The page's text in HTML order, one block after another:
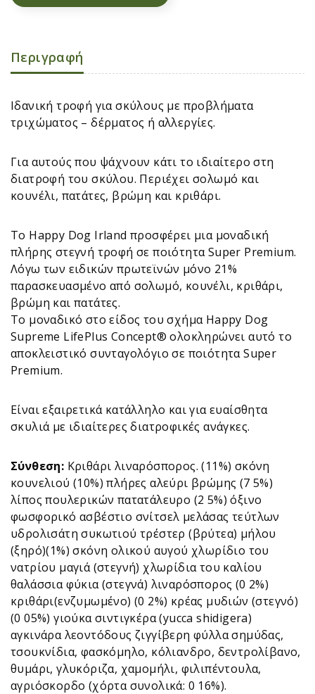
Περιγραφή
Ιδανική τροφή για σκύλους με προβλήματα
τριχώματος – δέρματος ή αλλεργίες.
Για αυτούς που ψάχνουν κάτι το ιδιαίτερο στη
διατροφή του σκύλου. Περιέχει σολωμό και
κουνέλι, πατάτες, βρώμη και κριθάρι.
Το Happy Dog Irland προσφέρει μια μοναδική
πλήρης στεγνή τροφή σε ποιότητα Super Premium.
Λόγω των ειδικών πρωτεϊνών μόνο 21%
παρασκευασμένο από σολωμό, κουνέλι, κριθάρι,
βρώμη και πατάτες.
Το μοναδικό στο είδος του σχήμα Happy Dog
Supreme LifePlus Concept® ολοκληρώνει αυτό το
αποκλειστικό συνταγολόγιο σε ποιότητα Super
Premium.
Είναι εξαιρετικά κατάλληλο και για ευαίσθητα
σκυλιά με ιδιαίτερες διατροφικές ανάγκες.
Σύνθεση: Κριθάρι λιναρόσπορος. (11%) σκόνη
κουνελιού (10%) πλήρες αλεύρι βρώμης (7 5%)
λίπος πουλερικών πατατάλευρο (2 5%) όξινο
φωσφορικό ασβέστιο σνίτσελ μελάσας τεύτλων
υδρολισάτη συκωτιού τρέστερ (βρύτεα) μήλου
(ξηρό)(1%) σκόνη ολικού αυγού χλωρίδιο του
νατρίου μαγιά (στεγνή) χλωρίδια του καλίου
θαλάσσια φύκια (στεγνά) λιναρόσπορος (0 2%)
κριθάρι(ενζυμωμένο) (0 2%) κρέας μυδιών (στεγνό)
(0 05%) γιούκα σιντιγκέρα (yucca shidigera)
αγκινάρα λεοντόδους ζιγγίβερη φύλλα σημύδας,
τσουκνίδια, φασκόμηλο, κόλιανδρο, δεντρολίβανο,
θυμάρι, γλυκόριζα, χαμομήλι, φιλιπέντουλα,
αγριόσκορδο (χόρτα συνολικά: 0 16%).